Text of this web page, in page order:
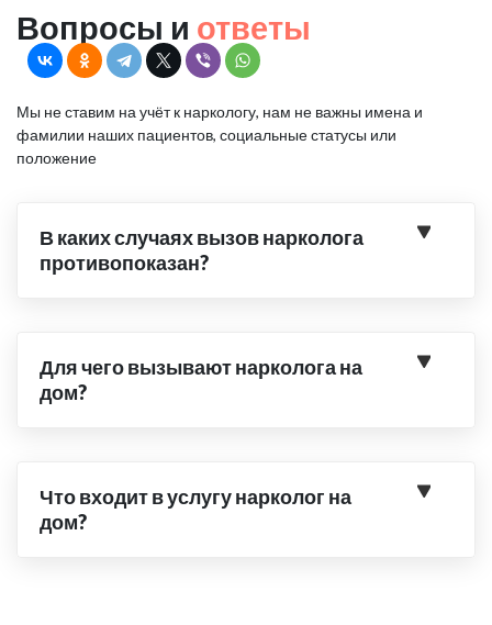
Вопросы и ответы
Мы не ставим на учёт к наркологу, нам не важны имена и
фамилии наших пациентов, социальные статусы или
положение
В каких случаях вызов нарколога
противопоказан?
Для чего вызывают нарколога на
дом?
Что входит в услугу нарколог на
дом?